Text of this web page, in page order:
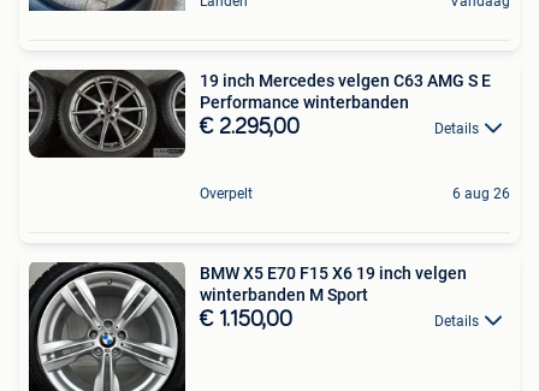
19 inch Mercedes velgen C63 AMG S E
Performance winterbanden
€ 2.295,00 Details
Overpelt 6 aug 26
BMW X5 E70 F15 X6 19 inch velgen
winterbanden M Sport
€ 1.150,00 Details